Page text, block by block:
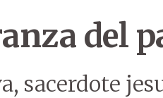
del
sacerdote